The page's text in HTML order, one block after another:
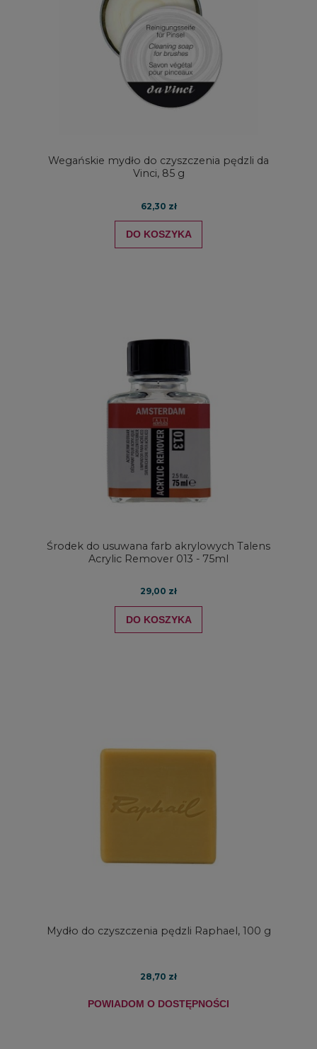
Wegańskie mydło do czyszczenia pędzli da
Vinci, 85 g
62,30 zł
DO KOSZYKA
Środek do usuwana farb akrylowych Talens
Acrylic Remover 013 - 75ml
29,00 zł
DO KOSZYKA
Mydło do czyszczenia pędzli Raphael, 100 g
28,70 zł
POWIADOM O DOSTĘPNOŚCI